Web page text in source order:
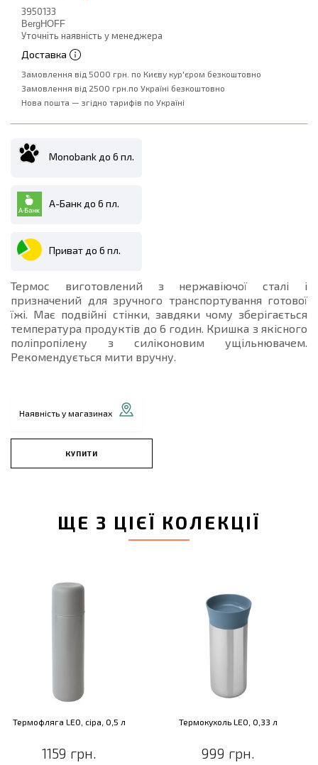
3950133
BergHOFF
Уточніть наявність у менеджера
Доставка
Замовлення від 5000 грн. по Києву кур'єром безкоштовно
Замовлення від 2500 грн.по Україні безкоштовно
Нова пошта — згідно тарифів по Україні
Monobank до 6 пл.
А-Банк до 6 пл.
Приват до 6 пл.
Термос виготовлений з нержавіючої сталі і
призначений для зручного транспортування готової
їжі. Має подвійні стінки, завдяки чому зберігається
температура продуктів до 6 годин. Кришка з якісного
поліпропілену з силіконовим ущільнювачем.
Рекомендується мити вручну.
Наявність у магазинах
КУПИТИ
ЩЕ З ЦІЄЇ КОЛЕКЦІЇ
Термофляга LEO, сіра, 0,5 л
1159 грн.
Термокухоль LEO, 0,33 л
999 грн.